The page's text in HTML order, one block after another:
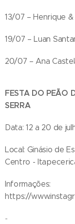
13/07 – Henrique &
19/07 – Luan
20/07 – Ana
FESTA DO PEÃO
SERRA
Data: 12 a 20 de
Local: Ginásio de
Centro -
Informações:
https://
-